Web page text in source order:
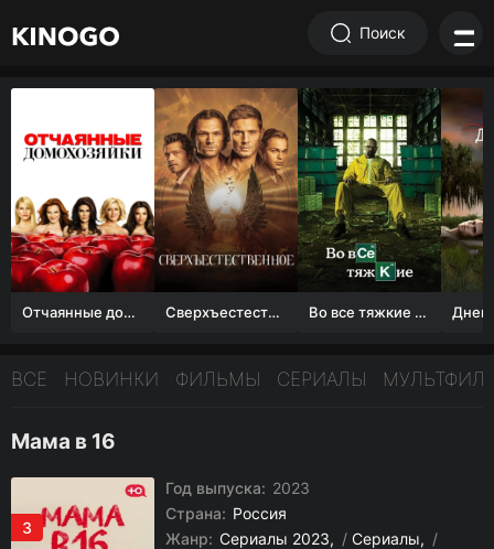
Поиск
Отчаянные домохозяйки (1 сезон) Сверхъестественное Во все тяжкие 1-5 сезон
ВСЕ НОВИНКИ ФИЛЬМЫ СЕРИАЛЫ
Мама в 16
3
Год выпуска: 2023
Страна: Россия
Жанр: Сериалы 2023 / Сериалы
/